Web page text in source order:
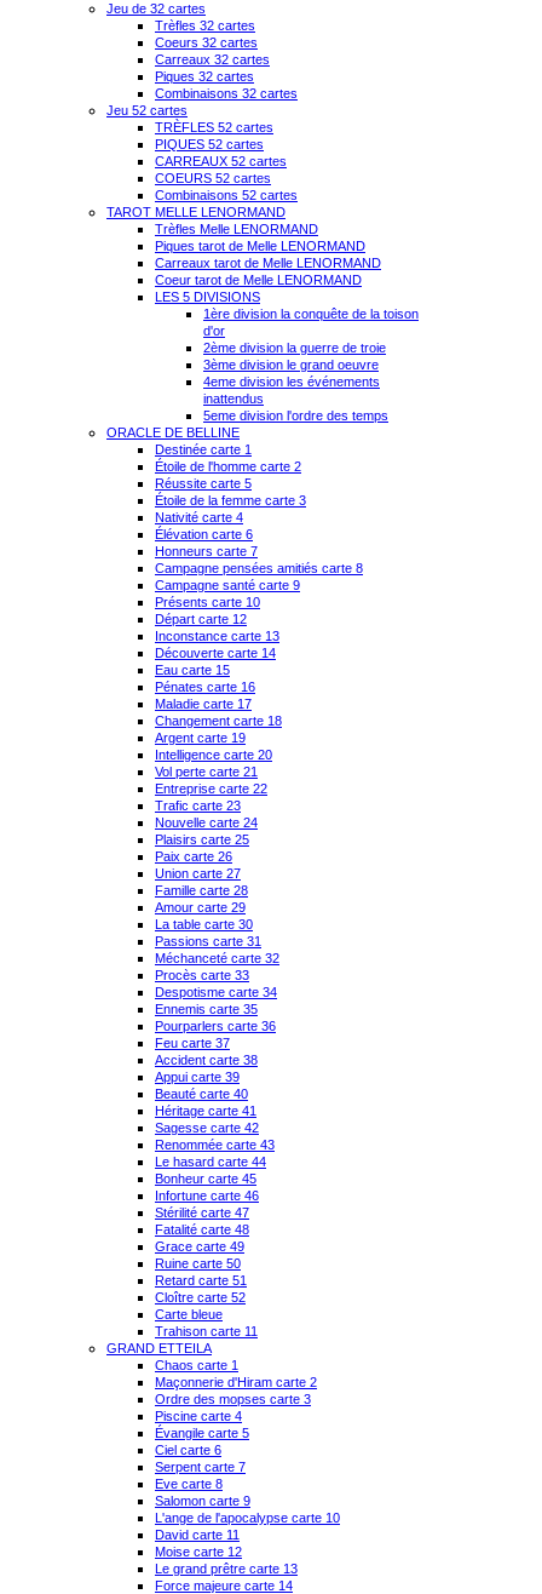
Jeu de 32 cartes
Trèfles 32 cartes
Coeurs 32 cartes
Carreaux 32 cartes
Piques 32 cartes
Combinaisons 32 cartes
Jeu 52 cartes
TRÈFLES 52 cartes
PIQUES 52 cartes
CARREAUX 52 cartes
COEURS 52 cartes
Combinaisons 52 cartes
TAROT MELLE LENORMAND
Trèfles Melle LENORMAND
Piques tarot de Melle LENORMAND
Carreaux tarot de Melle LENORMAND
Coeur tarot de Melle LENORMAND
LES 5 DIVISIONS
1ère division la conquête de la toison
d'or
2ème division la guerre de troie
3ème division le grand oeuvre
4eme division les événements
inattendus
5eme division l'ordre des temps
ORACLE DE BELLINE
Destinée carte 1
Étoile de l'homme carte 2
Réussite carte 5
Étoile de la femme carte 3
Nativité carte 4
Élévation carte 6
Honneurs carte 7
Campagne pensées amitiés carte 8
Campagne santé carte 9
Présents carte 10
Départ carte 12
Inconstance carte 13
Découverte carte 14
Eau carte 15
Pénates carte 16
Maladie carte 17
Changement carte 18
Argent carte 19
Intelligence carte 20
Vol perte carte 21
Entreprise carte 22
Trafic carte 23
Nouvelle carte 24
Plaisirs carte 25
Paix carte 26
Union carte 27
Famille carte 28
Amour carte 29
La table carte 30
Passions carte 31
Méchanceté carte 32
Procès carte 33
Despotisme carte 34
Ennemis carte 35
Pourparlers carte 36
Feu carte 37
Accident carte 38
Appui carte 39
Beauté carte 40
Héritage carte 41
Sagesse carte 42
Renommée carte 43
Le hasard carte 44
Bonheur carte 45
Infortune carte 46
Stérilité carte 47
Fatalité carte 48
Grace carte 49
Ruine carte 50
Retard carte 51
Cloître carte 52
Carte bleue
Trahison carte 11
GRAND ETTEILA
Chaos carte 1
Maçonnerie d'Hiram carte 2
Ordre des mopses carte 3
Piscine carte 4
Évangile carte 5
Ciel carte 6
Serpent carte 7
Eve carte 8
Salomon carte 9
L'ange de l'apocalypse carte 10
David carte 11
Moise carte 12
Le grand prêtre carte 13
Force majeure carte 14